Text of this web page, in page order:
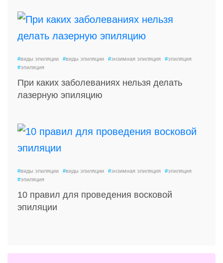
#виды эпиляции #виды эпиляции #энзимная эпиляция #эпиляция
#эпиляция
При каких заболеваниях нельзя делать
лазерную эпиляцию
#виды эпиляции #виды эпиляции #энзимная эпиляция #эпиляция
#эпиляция
10 правил для проведения восковой
эпиляции